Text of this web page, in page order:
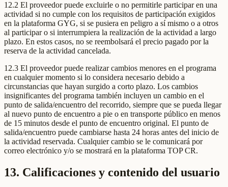
12.2 El proveedor puede excluirle o no permitirle participar en una
actividad si no cumple con los requisitos de participación exigidos
en la plataforma GYG, si se pusiera en peligro a sí mismo o a otros
al participar o si interrumpiera la realización de la actividad a largo
plazo. En estos casos, no se reembolsará el precio pagado por la
reserva de la actividad cancelada.
12.3 El proveedor puede realizar cambios menores en el programa
en cualquier momento si lo considera necesario debido a
circunstancias que hayan surgido a corto plazo. Los cambios
insignificantes del programa también incluyen un cambio en el
punto de salida/encuentro del recorrido, siempre que se pueda llegar
al nuevo punto de encuentro a pie o en transporte público en menos
de 15 minutos desde el punto de encuentro original. El punto de
salida/encuentro puede cambiarse hasta 24 horas antes del inicio de
la actividad reservada. Cualquier cambio se le comunicará por
correo electrónico y/o se mostrará en la plataforma TOP CR.
13. Calificaciones y contenido del usuario